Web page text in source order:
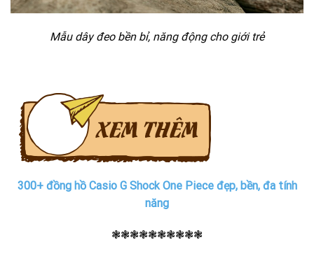
Mẫu dây đeo bền bỉ, năng động cho giới trẻ
300+ đồng hồ Casio G Shock One Piece đẹp, bền, đa tính
năng
❃❃❃❃❃❃❃❃❃❃